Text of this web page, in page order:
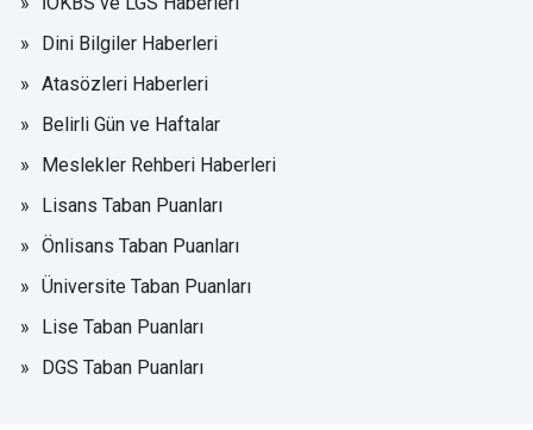
Dini Bilgiler Haberleri
Atasözleri Haberleri
Belirli Gün ve Haftalar
Meslekler Rehberi Haberleri
Lisans Taban Puanları
Önlisans Taban Puanları
Üniversite Taban Puanları
Lise Taban Puanları
DGS Taban Puanları